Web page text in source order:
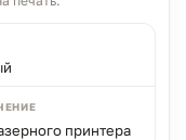
принтера